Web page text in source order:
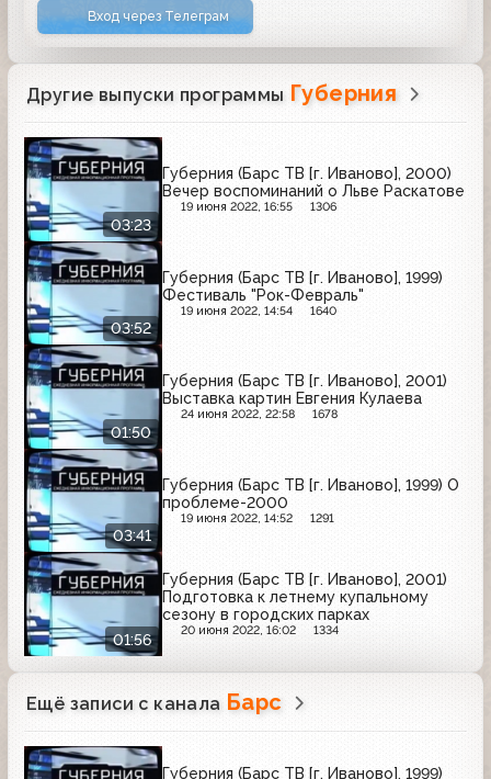
Вход через Телеграм
Другие выпуски программы Губерния
03:23
Губерния (Барс ТВ [г. Иваново], 2000)
Вечер воспоминаний о Льве Раскатове
19 июня 2022, 16:55 1306
03:52
Губерния (Барс ТВ [г. Иваново], 1999)
Фестиваль "Рок-Февраль"
19 июня 2022, 14:54 1640
01:50
Губерния (Барс ТВ [г. Иваново], 2001)
Выставка картин Евгения Кулаева
24 июня 2022, 22:58 1678
03:41
Губерния (Барс ТВ [г. Иваново], 1999) О
проблеме-2000
19 июня 2022, 14:52 1291
01:56
Губерния (Барс ТВ [г. Иваново], 2001)
Подготовка к летнему купальному
сезону в городских парках
20 июня 2022, 16:02 1334
Ещё записи с канала Барс
Губерния (Барс ТВ [г. Иваново], 1999)